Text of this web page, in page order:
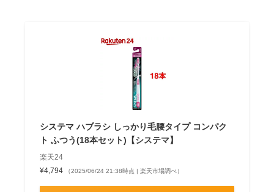
システマ ハブラシ しっかり毛腰タイプ コンパク
ト ふつう(18本セット)【システマ】
楽天24
¥4,794
（2025/06/24 21:38時点 | 楽天市場調べ）